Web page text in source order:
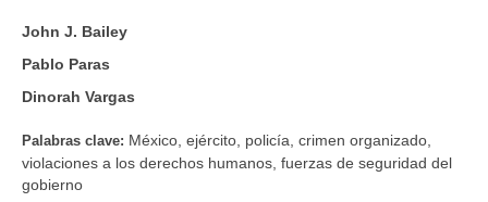
John J. Bailey
Pablo Paras
Dinorah Vargas
Palabras clave: México, ejército, policía, crimen organizado,
violaciones a los derechos humanos, fuerzas de seguridad del
gobierno